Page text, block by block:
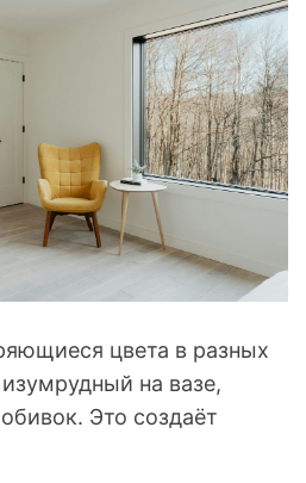
цвета в разных
на вазе,
Это создаёт